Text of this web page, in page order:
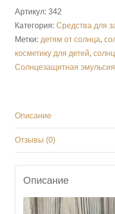
Артикул: 342
Категория: Средства для
Метки: детям от солнца,
косметику для детей,
Солнцезащитная
Описание
Отзывы (0)
Описание